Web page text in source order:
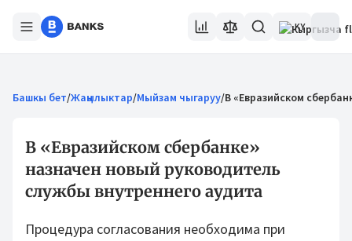
KY
Башкы бет/Жаңылыктар/Мыйзам чыгаруу/В «Евразийском
В «Евразийском сбербанке»
назначен новый руководитель
службы внутреннего аудита
Процедура согласования необходима при